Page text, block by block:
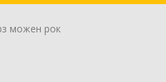
можен рок